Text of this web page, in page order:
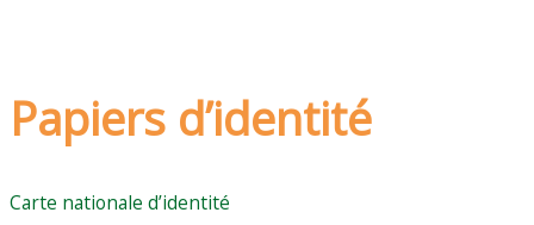
Papiers d’identité
Carte nationale d’identité